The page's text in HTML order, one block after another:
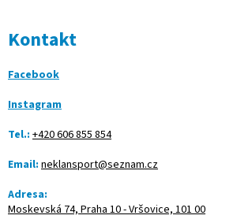
Kontakt
Facebook
Instagram
Tel.: +420 606 855 854
Email: neklansport@seznam.cz
Adresa:
Moskevská 74, Praha 10 - Vršovice, 101 00